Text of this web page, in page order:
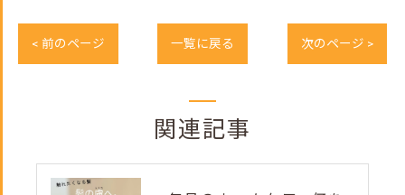
< 前のページ 一覧に戻る 次のページ >
関連記事